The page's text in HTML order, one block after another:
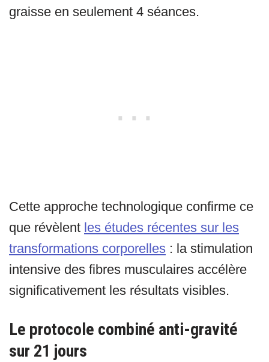
graisse en seulement 4 séances.
Cette approche technologique confirme ce
que révèlent les études récentes sur les
transformations corporelles : la stimulation
intensive des fibres musculaires accélère
significativement les résultats visibles.
Le protocole combiné anti-gravité
sur 21 jours